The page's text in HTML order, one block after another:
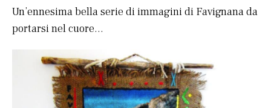
Un’ennesima bella serie di immagini di Favignana da
portarsi nel cuore…